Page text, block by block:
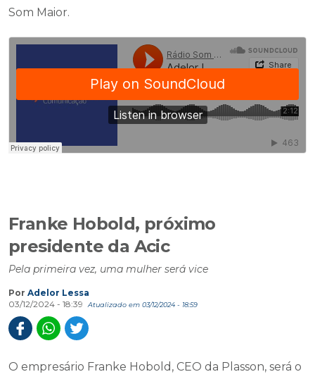
Som Maior.
Franke Hobold, próximo
presidente da Acic
Pela primeira vez, uma mulher será vice
Por Adelor Lessa
03/12/2024 - 18:39
Atualizado em 03/12/2024 - 18:59
O empresário Franke Hobold, CEO da Plasson, será o